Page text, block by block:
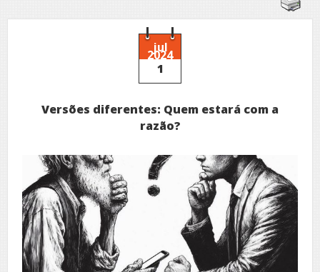
jul
2024
1
Versões diferentes: Quem estará com a
razão?